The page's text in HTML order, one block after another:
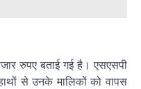
रुपए बताई गई है। एसएसपी
से उनके मालिकों को वापस